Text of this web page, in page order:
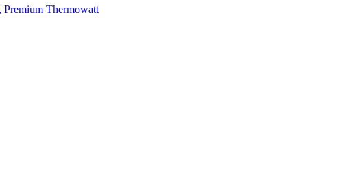
Thermowatt